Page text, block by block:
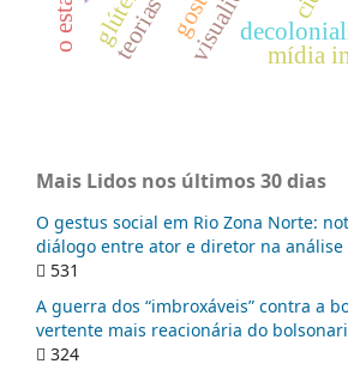
mídia
glúten
Mais Lidos nos últimos 30 dias
O gestus social em Rio Zona Norte:
diálogo entre ator e diretor na análise
531
A guerra dos “imbroxáveis” contra a
vertente mais reacionária do
324